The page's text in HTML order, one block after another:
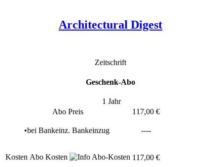
Architectural Digest
Zeitschrift
Geschenk-Abo
1 Jahr
Abo Preis
117,00 €
•bei Bankeinz. Bankeinzug ----
Kosten Abo Kosten 117,00 €